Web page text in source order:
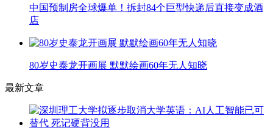
中国预制房全球爆单！拆封84个巨型快递后直接变成酒
店
80岁史泰龙开画展 默默绘画60年无人知晓
最新文章